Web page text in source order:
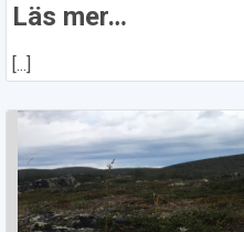
Läs mer…
[...]